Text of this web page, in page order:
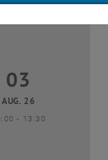
August 2026
03
AUG. 26
- bis
13:30